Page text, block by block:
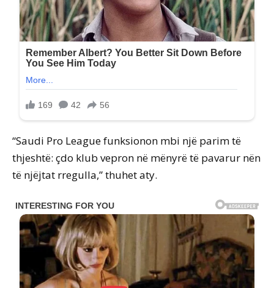
“Saudi Pro League funksionon mbi një parim të
thjeshtë: çdo klub vepron në mënyrë të pavarur nën
të njëjtat rregulla,” thuhet aty.